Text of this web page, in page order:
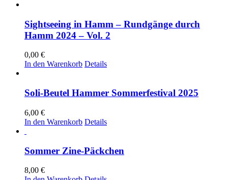
Sightseeing in Hamm – Rundgänge durch
Hamm 2024 – Vol. 2
0,00 €
In den Warenkorb Details
Soli-Beutel Hammer Sommerfestival 2025
6,00 €
In den Warenkorb Details
Sommer Zine-Päckchen
8,00 €